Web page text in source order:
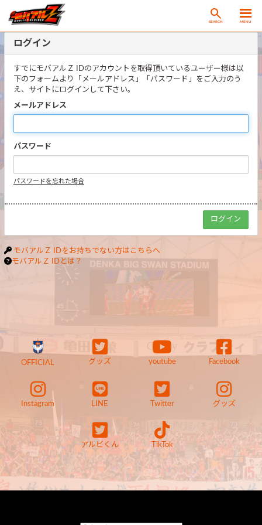
SEARCH MENU
ログイン
すでにモバアルＺ IDのアカウントを取得頂いているユーザー様は以
下のフォームより「メールアドレス」「パスワード」をご入力のう
え、サイトにログインして下さい。
メールアドレス
パスワード
パスワードを忘れた場合
モバアルＺ IDをお持ちでない方はこちらへ
モバアルＺ IDとは？
OFFICIAL グッズ youtube Facebook
Instagram LINE Twitter グッズ
アルビくん TikTok